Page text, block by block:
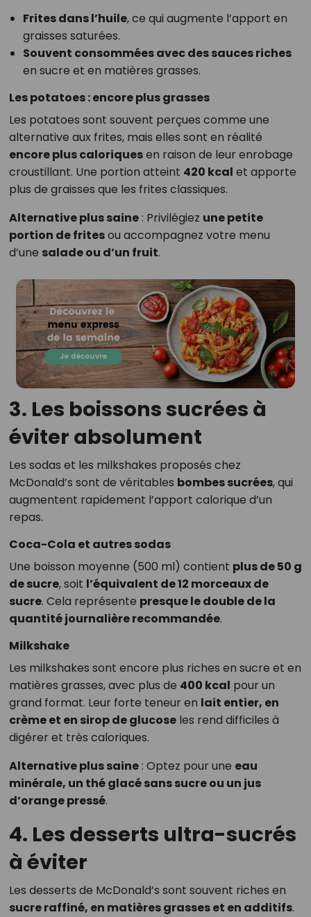
Frites dans l’huile, ce qui augmente l’apport en
graisses saturées.
Souvent consommées avec des sauces riches
en sucre et en matières grasses.
Les potatoes : encore plus grasses
Les potatoes sont souvent perçues comme une
alternative aux frites, mais elles sont en réalité
encore plus caloriquesen raison de leur enrobage
croustillant. Une portion atteint 420 kcal et apporte
plus de graisses que les frites classiques.
Alternative plus saine: Privilégiez une petite
portion de fritesou accompagnez votre menu
d’une salade ou d’un fruit.
3. Les boissons sucrées à
éviter absolument
Les sodas et les milkshakes proposés chez
McDonald’s sont de véritables bombes sucrées, qui
augmentent rapidement l’apport calorique d’un
repas.
Coca-Cola et autres sodas
Une boisson moyenne (500 ml) contient plus de 50 g
de sucre, soit l’équivalent de 12 morceaux de
sucre. Cela représente presque le double de la
quantité journalière recommandée.
Milkshake
Les milkshakes sont encore plus riches en sucre et en
matières grasses, avec plus de 400 kcal pour un
grand format. Leur forte teneur en lait entier, en
crème et en sirop de glucoseles rend difficiles à
digérer et très caloriques.
Alternative plus saine: Optez pour une eau
minérale, un thé glacé sans sucre ou un jus
d’orange pressé.
4. Les desserts ultra-sucrés
à éviter
Les desserts de McDonald’s sont souvent riches en
sucre raffiné, en matières grasses et en additifs.